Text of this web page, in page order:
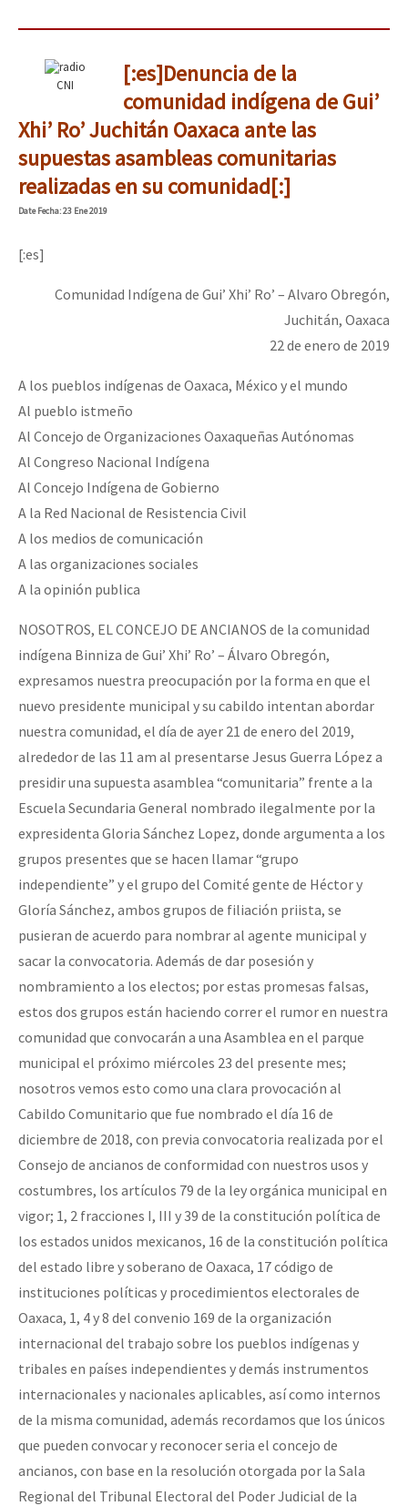
Video
Otras secciones
Semillero Guerra contra la Humanidad. (Las poblaciones y
la naturaleza bajo asedio)
Libros para descargar
COVID-19
Eventos
CNI
[:es]Denuncia de la
comunidad indígena de Gui’
Xhi’ Ro’ Juchitán Oaxaca ante las
supuestas asambleas comunitarias
realizadas en su comunidad[:]
DateFecha: 23 Ene 2019
[:es]
Comunidad Indígena de Gui’ Xhi’ Ro’ – Alvaro Obregón,
Juchitán, Oaxaca
22 de enero de 2019
A los pueblos indígenas de Oaxaca, México y el mundo
Al pueblo istmeño
Al Concejo de Organizaciones Oaxaqueñas Autónomas
Al Congreso Nacional Indígena
Al Concejo Indígena de Gobierno
A la Red Nacional de Resistencia Civil
A los medios de comunicación
A las organizaciones sociales
A la opinión publica
NOSOTROS, EL CONCEJO DE ANCIANOS de la comunidad
indígena Binniza de Gui’ Xhi’ Ro’ – Álvaro Obregón,
expresamos nuestra preocupación por la forma en que el
nuevo presidente municipal y su cabildo intentan abordar
nuestra comunidad, el día de ayer 21 de enero del 2019,
alrededor de las 11 am al presentarse Jesus Guerra López a
presidir una supuesta asamblea “comunitaria” frente a la
Escuela Secundaria General nombrado ilegalmente por la
expresidenta Gloria Sánchez Lopez, donde argumenta a los
grupos presentes que se hacen llamar “grupo
independiente” y el grupo del Comité gente de Héctor y
Gloría Sánchez, ambos grupos de filiación priista, se
pusieran de acuerdo para nombrar al agente municipal y
sacar la convocatoria. Además de dar posesión y
nombramiento a los electos; por estas promesas falsas,
estos dos grupos están haciendo correr el rumor en nuestra
comunidad que convocarán a una Asamblea en el parque
municipal el próximo miércoles 23 del presente mes;
nosotros vemos esto como una clara provocación al
Cabildo Comunitario que fue nombrado el día 16 de
diciembre de 2018, con previa convocatoria realizada por el
Consejo de ancianos de conformidad con nuestros usos y
costumbres, los artículos 79 de la ley orgánica municipal en
vigor; 1, 2 fracciones I, III y 39 de la constitución política de
los estados unidos mexicanos, 16 de la constitución política
del estado libre y soberano de Oaxaca, 17 código de
instituciones políticas y procedimientos electorales de
Oaxaca, 1, 4 y 8 del convenio 169 de la organización
internacional del trabajo sobre los pueblos indígenas y
tribales en países independientes y demás instrumentos
internacionales y nacionales aplicables, así como internos
de la misma comunidad, además recordamos que los únicos
que pueden convocar y reconocer seria el concejo de
ancianos, con base en la resolución otorgada por la Sala
Regional del Tribunal Electoral del Poder Judicial de la